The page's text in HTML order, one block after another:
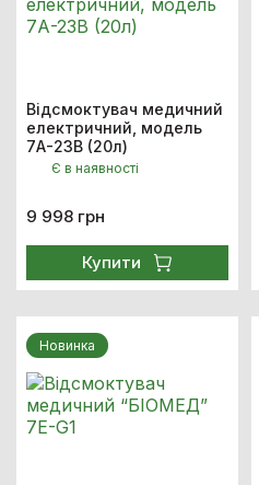
Відсмоктувач медичний
електричний, модель
7А-23В (20л)
Є в наявності
9 998 грн
Купити
Новинка